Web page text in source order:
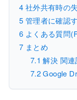
4 社外共有時の
5 管理者に確認
6 よくある質問
7 まとめ
7.1 解決 関連
7.2Google